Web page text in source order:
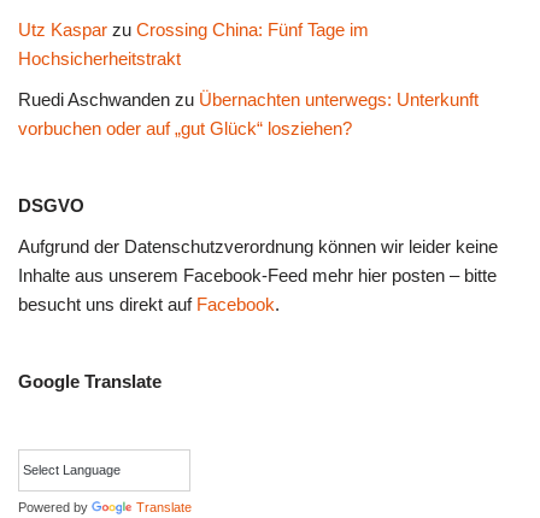
Utz Kaspar zu Crossing China: Fünf Tage im
Hochsicherheitstrakt
Ruedi Aschwanden zu Übernachten unterwegs: Unterkunft
vorbuchen oder auf „gut Glück“ losziehen?
DSGVO
Aufgrund der Datenschutzverordnung können wir leider keine
Inhalte aus unserem Facebook-Feed mehr hier posten – bitte
besucht uns direkt auf Facebook.
Google Translate
Powered by Translate